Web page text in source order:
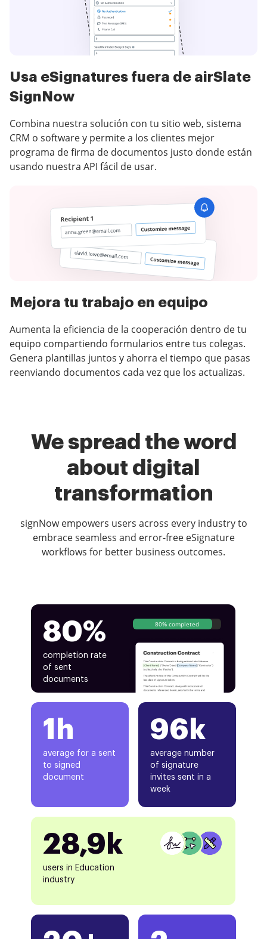
Usa eSignatures fuera de airSlate
SignNow
Combina nuestra solución con tu sitio web, sistema
CRM o software y permite a los clientes mejor
programa de firma de documentos justo donde están
usando nuestra API fácil de usar.
Mejora tu trabajo en equipo
Aumenta la eficiencia de la cooperación dentro de tu
equipo compartiendo formularios entre tus colegas.
Genera plantillas juntos y ahorra el tiempo que pasas
reenviando documentos cada vez que los actualizas.
We spread the word
about digital
transformation
signNow empowers users across every industry to
embrace seamless and error-free eSignature
workflows for better business outcomes.
80%
completion rate
of sent
documents
80% completed
1h
average for a sent
to signed
document
96k
average number
of signature
invites sent in a
week
28,9k
users in Education
industry